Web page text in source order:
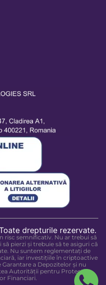
drepturile rezervate.
risc semnificativ. Nu ar trebui să
pierzi și trebuie să te asiguri că
Nu suntem reglementați de
iar investițiile în criptoactive
a Depozitelor și nu
Autorității pentru Protecția
Financiari.